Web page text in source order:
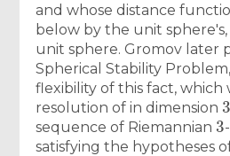
and whose distance
below by the unit
unit sphere. Gromov later
Spherical Stability
flexibility of this fact, which
resolution of in dimension
sequence of Riemannian
3
satisfying the hypotheses